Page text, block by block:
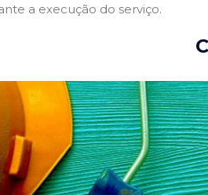
a execução do serviço.